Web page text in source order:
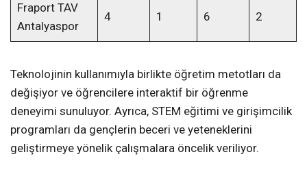
Fraport TAV
Antalyaspor
4 1 6 2
Teknolojinin kullanımıyla birlikte öğretim metotları da
değişiyor ve öğrencilere interaktif bir öğrenme
deneyimi sunuluyor. Ayrıca, STEM eğitimi ve girişimcilik
programları da gençlerin beceri ve yeteneklerini
geliştirmeye yönelik çalışmalara öncelik veriliyor.